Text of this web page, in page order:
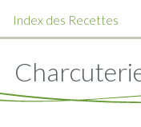
Index des Recettes